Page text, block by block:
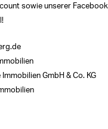
sowie unserer
GmbH & Co. KG